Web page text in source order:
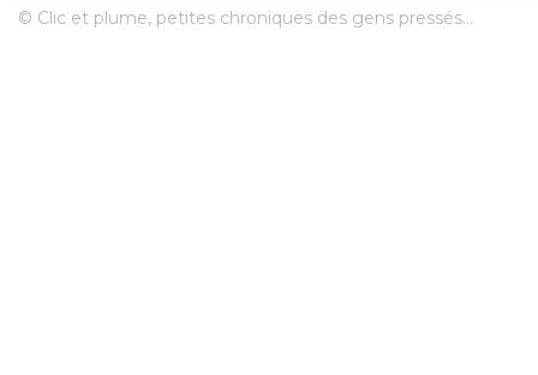
© Clic et plume, petites chroniques des gens pressés...